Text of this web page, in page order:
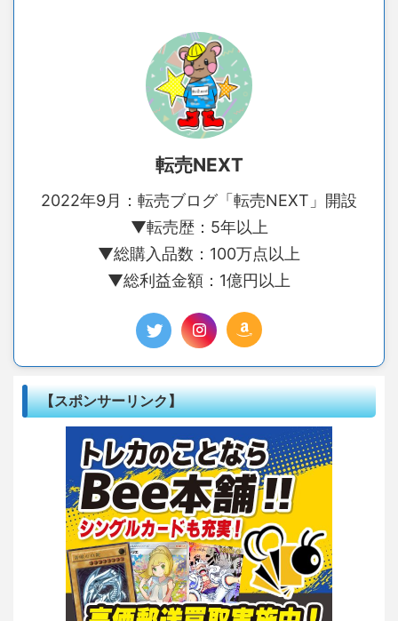
転売NEXT
2022年9月：転売ブログ「転売NEXT」開設
▼転売歴：5年以上
▼総購入品数：100万点以上
▼総利益金額：1億円以上
【スポンサーリンク】